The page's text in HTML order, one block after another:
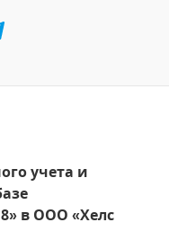
учета и
в ООО «Хелс